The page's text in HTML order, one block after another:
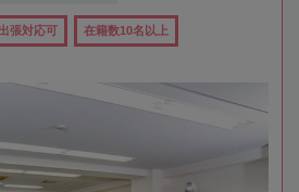
張対応可 在籍数10名以上